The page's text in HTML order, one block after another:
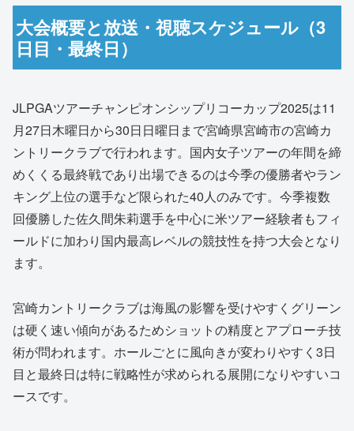
大会概要と放送・視聴スケジュール（3
日目・最終日）
JLPGAツアーチャンピオンシップリコーカップ2025は11
月27日木曜日から30日日曜日まで宮崎県宮崎市の宮崎カ
ントリークラブで行われます。国内女子ツアーの年間を締
めくくる最終戦であり出場できるのは今季の優勝者やラン
キング上位の選手など限られた40人のみです。今季複数
回優勝した佐久間朱莉選手を中心に米ツアー経験者もフィ
ールドに加わり国内最高レベルの競技性を持つ大会となり
ます。
宮崎カントリークラブは海風の影響を受けやすくグリーン
は硬く速い傾向があるためショットの精度とアプローチ技
術が問われます。ホールごとに風向きが変わりやすく3日
目と最終日は特に戦略性が求められる展開になりやすいコ
ースです。